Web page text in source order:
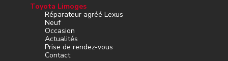
Toyota Limoges
Réparateur agréé Lexus
Neuf
Occasion
Actualités
Prise de rendez-vous
Contact